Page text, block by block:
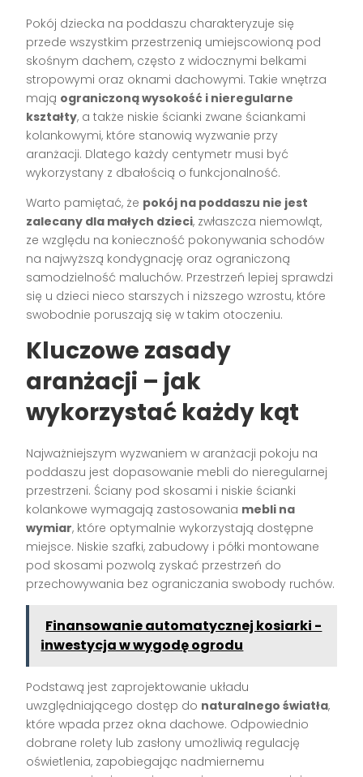
Pokój dziecka na poddaszu charakteryzuje się
przede wszystkim przestrzenią umiejscowioną pod
skośnym dachem, często z widocznymi belkami
stropowymi oraz oknami dachowymi. Takie wnętrza
mają ograniczoną wysokość i nieregularne
kształty, a także niskie ścianki zwane ściankami
kolankowymi, które stanowią wyzwanie przy
aranżacji. Dlatego każdy centymetr musi być
wykorzystany z dbałością o funkcjonalność.
Warto pamiętać, że pokój na poddaszu nie jest
zalecany dla małych dzieci, zwłaszcza niemowląt,
ze względu na konieczność pokonywania schodów
na najwyższą kondygnację oraz ograniczoną
samodzielność maluchów. Przestrzeń lepiej sprawdzi
się u dzieci nieco starszych i niższego wzrostu, które
swobodnie poruszają się w takim otoczeniu.
Kluczowe zasady
aranżacji – jak
wykorzystać każdy kąt
Najważniejszym wyzwaniem w aranżacji pokoju na
poddaszu jest dopasowanie mebli do nieregularnej
przestrzeni. Ściany pod skosami i niskie ścianki
kolankowe wymagają zastosowania mebli na
wymiar, które optymalnie wykorzystają dostępne
miejsce. Niskie szafki, zabudowy i półki montowane
pod skosami pozwolą zyskać przestrzeń do
przechowywania bez ograniczania swobody ruchów.
Finansowanie automatycznej kosiarki -
inwestycja w wygodę ogrodu
Podstawą jest zaprojektowanie układu
uwzględniającego dostęp do naturalnego światła,
które wpada przez okna dachowe. Odpowiednio
dobrane rolety lub zasłony umożliwią regulację
oświetlenia, zapobiegając nadmiernemu